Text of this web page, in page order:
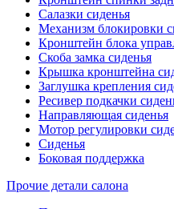
Салазки сиденья
Механизм блокировки
Кронштейн блока
Скоба замка сиденья
Крышка кронштейна
Заглушка крепления
Ресивер подкачки
Направляющая сиденья
Мотор регулировки
Сиденья
Боковая поддержка
Прочие детали салона